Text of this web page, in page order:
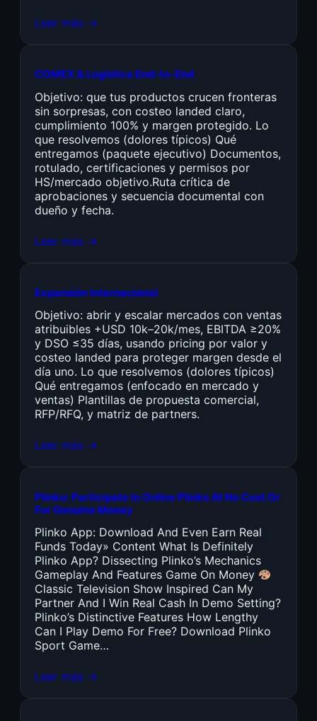
Leer más →
COMEX & Logística End-to-End
Objetivo: que tus productos crucen fronteras
sin sorpresas, con costeo landed claro,
cumplimiento 100% y margen protegido. Lo
que resolvemos (dolores típicos) Qué
entregamos (paquete ejecutivo) Documentos,
rotulado, certificaciones y permisos por
HS/mercado objetivo.Ruta crítica de
aprobaciones y secuencia documental con
dueño y fecha.
Leer más →
Expansión Internacional
Objetivo: abrir y escalar mercados con ventas
atribuibles +USD 10k–20k/mes, EBITDA ≥20%
y DSO ≤35 días, usando pricing por valor y
costeo landed para proteger margen desde el
día uno. Lo que resolvemos (dolores típicos)
Qué entregamos (enfocado en mercado y
ventas) Plantillas de propuesta comercial,
RFP/RFQ, y matriz de partners.
Leer más →
Plinko: Participate In Online Plinko At No Cost Or
For Genuine Money
Plinko App: Download And Even Earn Real
Funds Today» Content What Is Definitely
Plinko App? Dissecting Plinko’s Mechanics
Gameplay And Features Game On Money
Classic Television Show Inspired Can My
Partner And I Win Real Cash In Demo Setting?
Plinko’s Distinctive Features How Lengthy
Can I Play Demo For Free? Download Plinko
Sport Game…
Leer más →